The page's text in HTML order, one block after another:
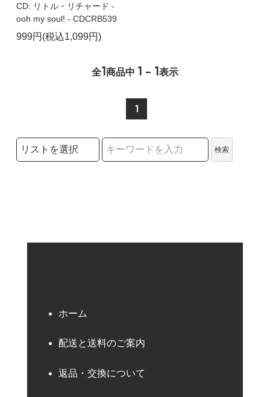
CD: リトル・リチャード -
ooh my soul! - CDCRB539
999円(税込1,099円)
全1商品中 1 - 1表示
1
検索リストの選択
検索
ホーム
配送と送料のご案内
返品・交換について